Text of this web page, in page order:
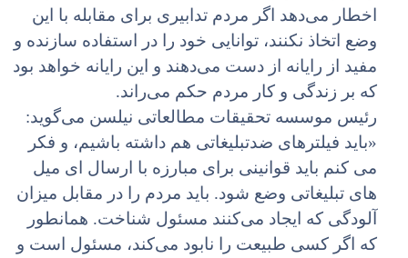
اخطار مى‌دهد اگر مردم تدابیرى براى مقابله با این
وضع اتخاذ نکنند، توانایى خود را در استفاده سازنده و
مفید از رایانه از دست مى‌دهند و این رایانه خواهد بود
که بر زندگى و کار مردم حکم مى‌راند.
رئیس موسسه تحقیقات مطالعاتى نیلسن مى‌گوید:
«باید فیلترهاى ضدتبلیغاتى هم داشته باشیم، و فکر
مى کنم باید قوانینى براى مبارزه با ارسال اى میل
هاى تبلیغاتى وضع شود. باید مردم را در مقابل میزان
آلودگى که ایجاد مى‌کنند مسئول شناخت. همانطور
که اگر کسى طبیعت را نابود مى‌کند، مسئول است و